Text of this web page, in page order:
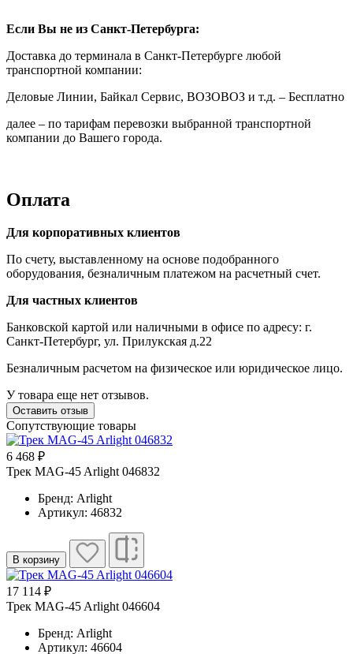
Если Вы не из Санкт-Петербурга:
Доставка до терминала в Санкт-Петербурге любой
транспортной компании:
Деловые Линии, Байкал Сервис, ВОЗОВОЗ и т.д. – Бесплатно
далее – по тарифам перевозки выбранной транспортной
компании до Вашего города.
Оплата
Для корпоративных клиентов
По счету, выставленному на основе подобранного
оборудования, безналичным платежом на расчетный счет.
Для частных клиентов
Банковской картой или наличными в офисе по адресу: г.
Санкт-Петербург, ул. Прилукская д.22
Безналичным расчетом на физическое или юридическое лицо.
У товара еще нет отзывов.
Оставить отзыв
Сопутствующие товары
6 468 ₽
Трек MAG-45 Arlight 046832
Бренд: Arlight
Артикул: 46832
В корзину
17 114 ₽
Трек MAG-45 Arlight 046604
Бренд: Arlight
Артикул: 46604